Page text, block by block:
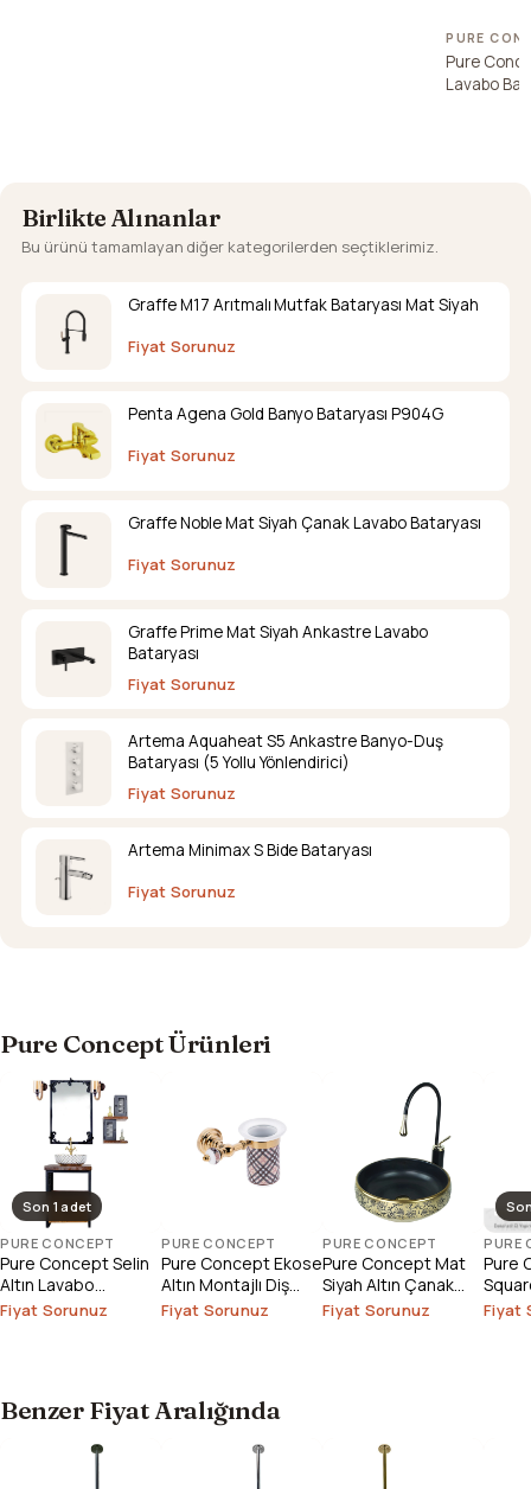
PURE
Pure
Lavabo
Birlikte Alınanlar
Bu ürünü tamamlayan diğer kategorilerden seçtiklerimiz.
Graffe M17 Arıtmalı Mutfak Bataryası Mat Siyah
Fiyat Sorunuz
Penta Agena Gold Banyo Bataryası P904G
Fiyat Sorunuz
Graffe Noble Mat Siyah Çanak Lavabo Bataryası
Fiyat Sorunuz
Graffe Prime Mat Siyah Ankastre Lavabo
Bataryası
Fiyat Sorunuz
Artema Aquaheat S5 Ankastre Banyo-Duş
Bataryası (5 Yollu Yönlendirici)
Fiyat Sorunuz
Artema Minimax S Bide Bataryası
Fiyat Sorunuz
Pure Concept Ürünleri
Son 1 adet
PURE CONCEPT
Pure Concept Selin
Altın Lavabo
Bataryası (Outlet)
Fiyat Sorunuz
PURE CONCEPT
Pure Concept Ekose
Altın Montajlı Diş
Fırçalık
Fiyat Sorunuz
PURE CONCEPT
Pure Concept Mat
Siyah Altın Çanak
Lavabo
Fiyat Sorunuz
PURE
Pure
Fiyat
Benzer Fiyat Aralığında